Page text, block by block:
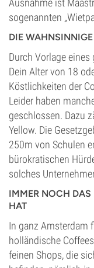
Ausnahme ist
sogenannten
DIE
Durch Vorlage
Dein Alter von 18
Köstlichkeiten der
Leider haben
geschlossen. Dazu
Yellow. Die
250m von Schulen
bürokratischen
solches
IMMER NOCH DAS
HAT
In ganz Amsterdam
holländische
feinen Shops, die